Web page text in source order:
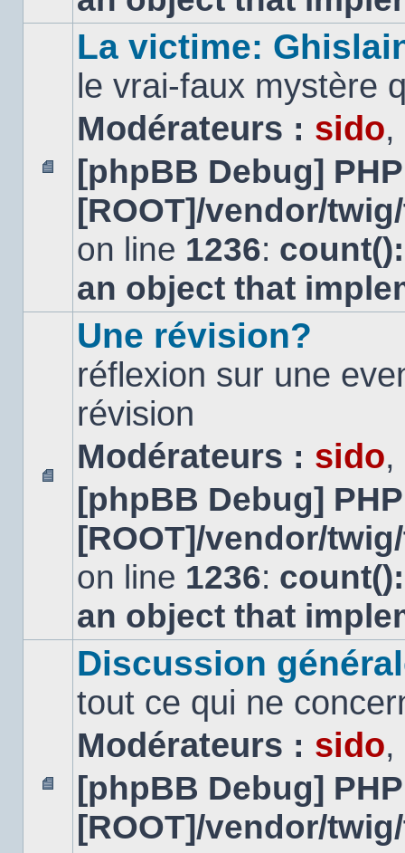
Aucun
message
non
La victime:
le vrai-faux mystère
Modérateurs : sido,
[phpBB Debug]
[ROOT]/vendor/
on line 1236:
an object that
Aucun
message
non
Une révision?
réflexion sur une
révision
Modérateurs : sido,
[phpBB Debug]
[ROOT]/vendor/
on line 1236:
an object that
Aucun
message
non
Discussion
tout ce qui ne
Modérateurs : sido,
[phpBB Debug]
[ROOT]/vendor/